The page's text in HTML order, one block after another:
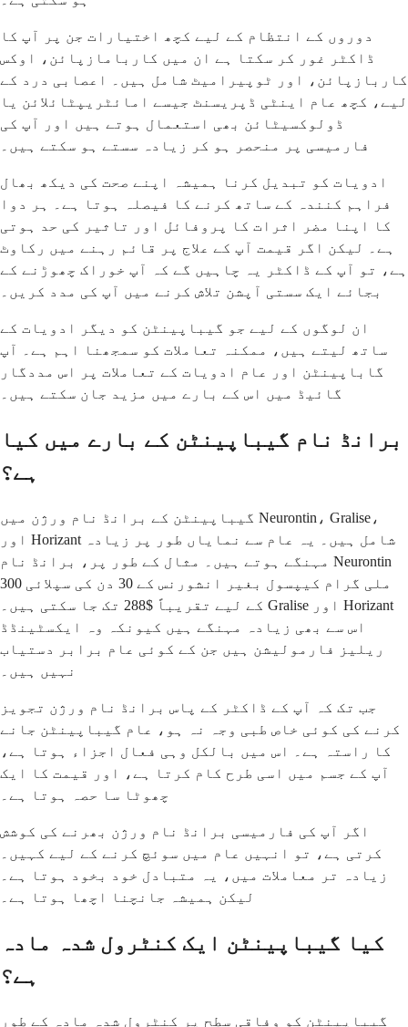
دوروں کے انتظام کے لیے کچھ اختیارات جن پر آپ کا
ڈاکٹر غور کر سکتا ہے ان میں کاربامازپائن، اوکس
کاربازپائن، اور ٹوپیرامیٹ شامل ہیں۔ اعصابی درد کے
لیے، کچھ عام اینٹی ڈپریسنٹ جیسے امائٹریپٹائلائن یا
ڈولوکسیٹائن بھی استعمال ہوتے ہیں اور آپ کی
فارمیسی پر منحصر ہو کر زیادہ سستے ہو سکتے ہیں۔
ادویات کو تبدیل کرنا ہمیشہ اپنے صحت کی دیکھ بھال
فراہم کنندہ کے ساتھ کرنے کا فیصلہ ہوتا ہے۔ ہر دوا
کا اپنا مضر اثرات کا پروفائل اور تاثیر کی حد ہوتی
ہے۔ لیکن اگر قیمت آپ کے علاج پر قائم رہنے میں رکاوٹ
ہے، تو آپ کے ڈاکٹر یہ چاہیں گے کہ آپ خوراک چھوڑنے کے
بجائے ایک سستی آپشن تلاش کرنے میں آپ کی مدد کریں۔
ان لوگوں کے لیے جو گیباپینٹن کو دیگر ادویات کے
ساتھ لیتے ہیں، ممکنہ تعاملات کو سمجھنا اہم ہے۔ آپ
گاباپینٹن اور عام ادویات کے تعاملات پر اس مددگار
گائیڈ میں اس کے بارے میں مزید جان سکتے ہیں۔
برانڈ نام گیباپینٹن کے بارے میں کیا
ہے؟
گیباپینٹن کے برانڈ نام ورژن میں Neurontin، Gralise،
اور Horizant شامل ہیں۔ یہ عام سے نمایاں طور پر زیادہ
مہنگے ہوتے ہیں۔ مثال کے طور پر، برانڈ نام Neurontin
300 ملی گرام کیپسول بغیر انشورنس کے 30 دن کی سپلائی
کے لیے تقریباً $288 تک جا سکتی ہیں۔ Gralise اور Horizant
اس سے بھی زیادہ مہنگے ہیں کیونکہ وہ ایکسٹینڈڈ
ریلیز فارمولیشن ہیں جن کے کوئی عام برابر دستیاب
نہیں ہیں۔
جب تک کہ آپ کے ڈاکٹر کے پاس برانڈ نام ورژن تجویز
کرنے کی کوئی خاص طبی وجہ نہ ہو، عام گیباپینٹن جانے
کا راستہ ہے۔ اس میں بالکل وہی فعال اجزاء ہوتا ہے،
آپ کے جسم میں اسی طرح کام کرتا ہے، اور قیمت کا ایک
چھوٹا سا حصہ ہوتا ہے۔
اگر آپ کی فارمیسی برانڈ نام ورژن بھرنے کی کوشش
کرتی ہے، تو انہیں عام میں سوئچ کرنے کے لیے کہیں۔
زیادہ تر معاملات میں، یہ متبادل خود بخود ہوتا ہے۔
لیکن ہمیشہ جانچنا اچھا ہوتا ہے۔
کیا گیباپینٹن ایک کنٹرول شدہ مادہ
ہے؟
گیباپینٹن کو وفاقی سطح پر کنٹرول شدہ مادہ کے طور